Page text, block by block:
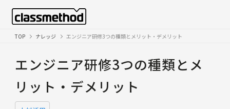
TOP ナレッジ エンジニア研修3つの種類とメリット・デメリット
エンジニア研修3つの種類とメ
リット・デメリット